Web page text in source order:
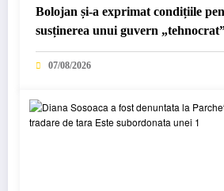
Bolojan și-a exprimat condițiile
susținerea unui guvern
mai…
07/08/2026